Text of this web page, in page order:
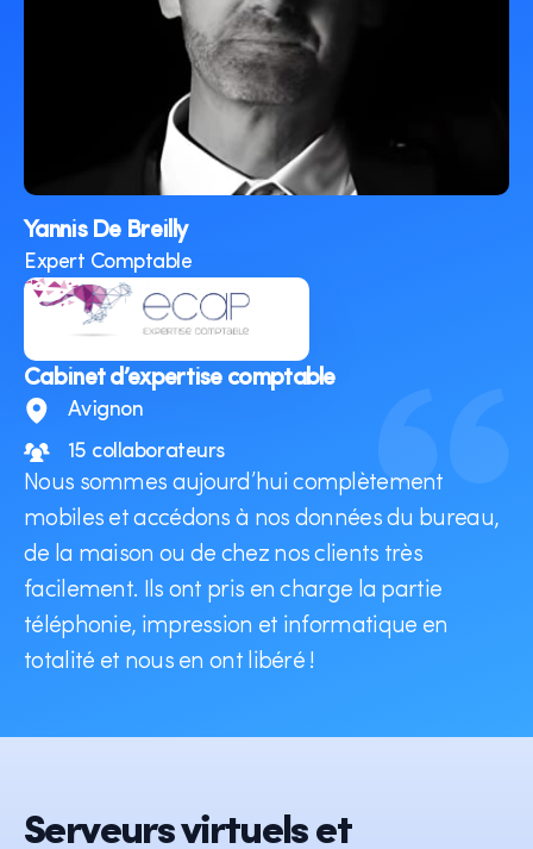
Yannis De Breilly
Expert Comptable
Cabinet d’expertise comptable
Avignon
15 collaborateurs
Nous sommes aujourd’hui complètement
mobiles et accédons à nos données du bureau,
de la maison ou de chez nos clients très
facilement. Ils ont pris en charge la partie
téléphonie, impression et informatique en
totalité et nous en ont libéré !
Serveurs virtuels et